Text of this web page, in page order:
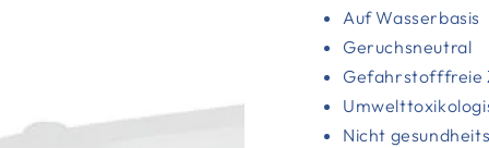
Auf Wasserbasis
Geruchsneutral
Gefahrstofffreie
Nicht